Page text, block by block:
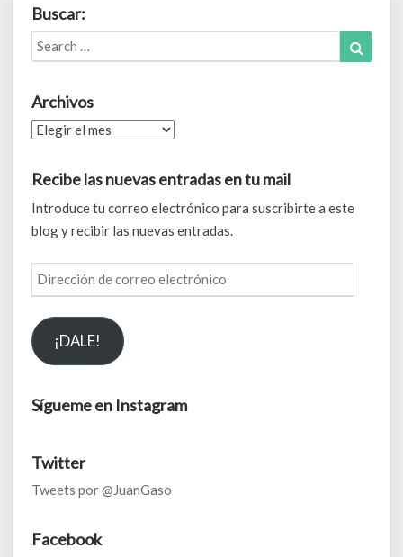
Buscar:
Search
for:
Archivos
Archivos
Recibe las nuevas entradas en tu mail
Introduce tu correo electrónico para suscribirte a este
blog y recibir las nuevas entradas.
Dirección
de
correo
electrónico
¡DALE!
Sígueme en Instagram
Twitter
Tweets por @JuanGaso
Facebook